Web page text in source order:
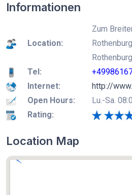
Informationen
Location:
Zum
Tel:
Internet:
http://
Open Hours:
Lu.-Sa.
Rating:
Location Map